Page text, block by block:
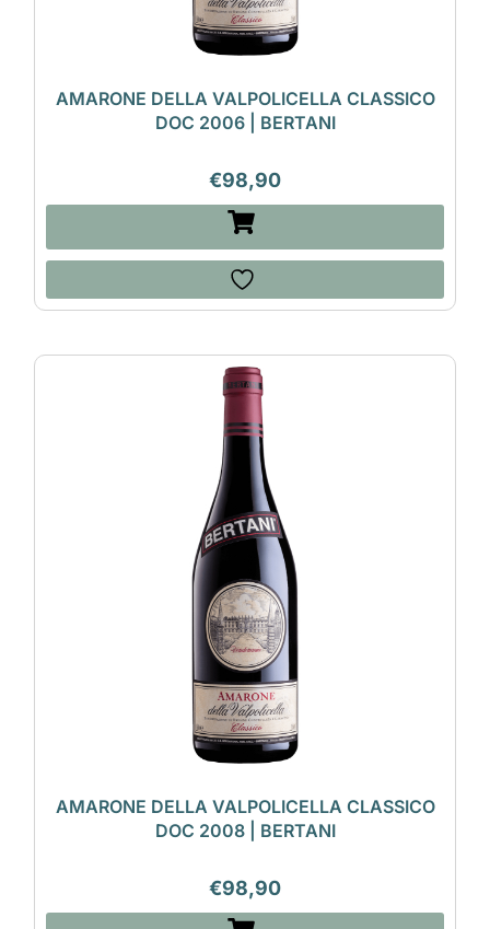
AMARONE DELLA VALPOLICELLA CLASSICO
DOC 2006 | BERTANI
€98,90
AMARONE DELLA VALPOLICELLA CLASSICO
DOC 2008 | BERTANI
€98,90